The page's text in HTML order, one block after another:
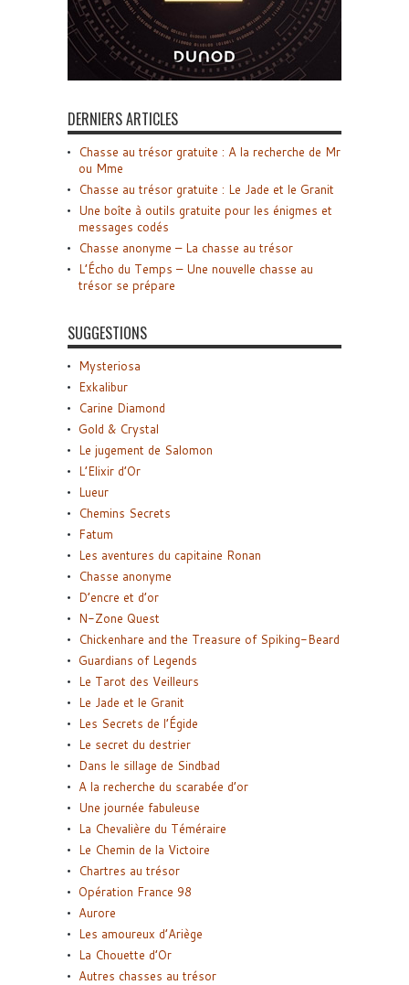
DERNIERS ARTICLES
Chasse au trésor gratuite : A la recherche de Mr
ou Mme
Chasse au trésor gratuite : Le Jade et le Granit
Une boîte à outils gratuite pour les énigmes et
messages codés
Chasse anonyme – La chasse au trésor
L’Écho du Temps – Une nouvelle chasse au
trésor se prépare
SUGGESTIONS
Mysteriosa
Exkalibur
Carine Diamond
Gold & Crystal
Le jugement de Salomon
L’Elixir d’Or
Lueur
Chemins Secrets
Fatum
Les aventures du capitaine Ronan
Chasse anonyme
D’encre et d’or
N-Zone Quest
Chickenhare and the Treasure of Spiking-Beard
Guardians of Legends
Le Tarot des Veilleurs
Le Jade et le Granit
Les Secrets de l’Égide
Le secret du destrier
Dans le sillage de Sindbad
A la recherche du scarabée d’or
Une journée fabuleuse
La Chevalière du Téméraire
Le Chemin de la Victoire
Chartres au trésor
Opération France 98
Aurore
Les amoureux d’Ariège
La Chouette d’Or
Autres chasses au trésor